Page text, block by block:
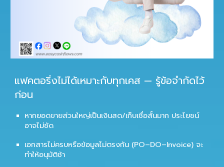
แฟคตอริ่งไม่ได้เหมาะกับทุกเคส — รู้ข้อจำกัดไว้
ก่อน
หากยอดขายส่วนใหญ่เป็นเงินสด/เก็บเชื่อสั้นมาก ประโยชน์
อาจไม่ชัด
เอกสารไม่ครบหรือข้อมูลไม่ตรงกัน (PO–DO–Invoice) จะ
ทำให้อนุมัติช้า